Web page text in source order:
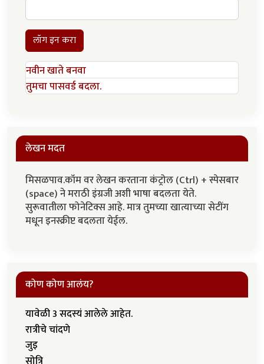
लॉग इन करा
नवीन खाते बनवा
तुमचा पासवर्ड बदला.
लेखन मदत
मिसळपाव.कॉम वर लेखन करताना कंट्रोल (Ctrl) + स्पेसबार
(space) ने मराठी इंग्रजी अशी भाषा बदलता येते.
सुरूवातीला फोनेटिक्स आहे. मात्र तुमच्या खात्याच्या सेटींग
मधून इनस्क्रीप्ट बदलता येईल.
कोण कोण आलंय?
यावेळी 3 सदस्यं आलेले आहेत.
रात्रीचे चांदणे
जुइ